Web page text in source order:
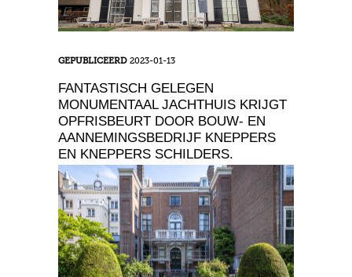
GEPUBLICEERD 2023-01-13
FANTASTISCH GELEGEN
MONUMENTAAL JACHTHUIS KRIJGT
OPFRISBEURT DOOR BOUW- EN
AANNEMINGSBEDRIJF KNEPPERS
EN KNEPPERS SCHILDERS.
In een schitterende bosrijke omgeving staat de
nieuwe werkplek van onze collega’s. Een jachthuis
uit ongeveer 1840 in neogotische stijl. Voor een pa
...